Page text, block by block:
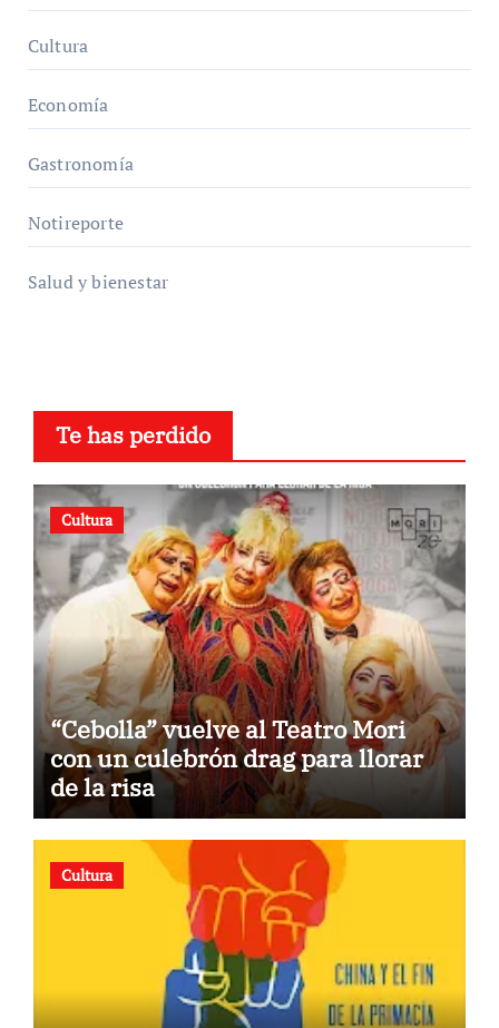
Cultura
Economía
Gastronomía
Notireporte
Salud y bienestar
Te has perdido
Cultura
“Cebolla” vuelve al Teatro Mori
con un culebrón drag para llorar
de la risa
Cultura